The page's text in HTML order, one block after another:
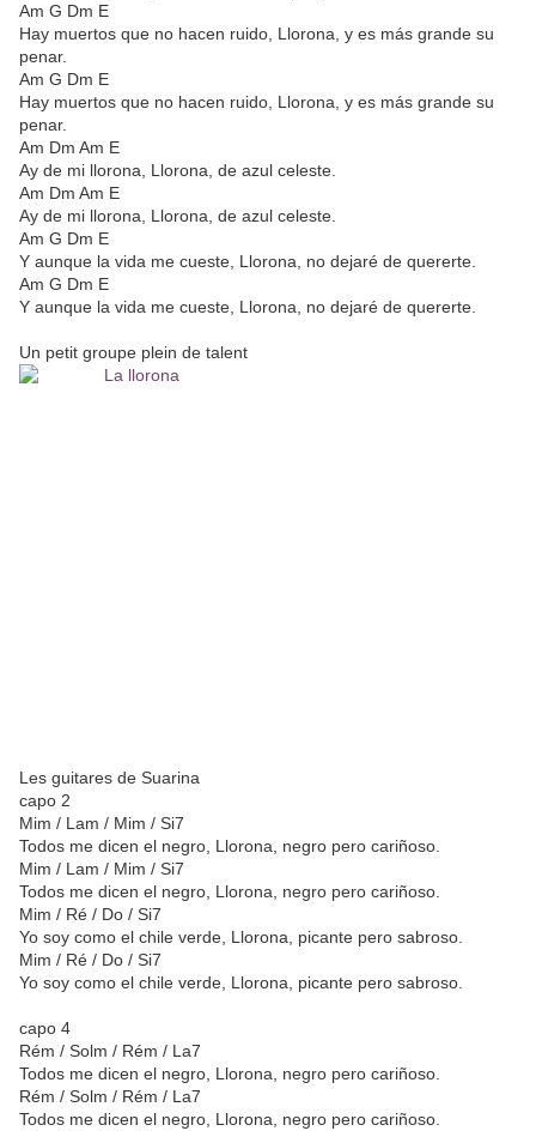
Am G Dm E
Hay muertos que no hacen ruido, Llorona, y es más grande su
penar.
Am G Dm E
Hay muertos que no hacen ruido, Llorona, y es más grande su
penar.
Am Dm Am E
Ay de mi llorona, Llorona, de azul celeste.
Am Dm Am E
Ay de mi llorona, Llorona, de azul celeste.
Am G Dm E
Y aunque la vida me cueste, Llorona, no dejaré de quererte.
Am G Dm E
Y aunque la vida me cueste, Llorona, no dejaré de quererte.
Un petit groupe plein de talent
Les guitares de Suarina
capo 2
Mim / Lam / Mim / Si7
Todos me dicen el negro, Llorona, negro pero cariñoso.
Mim / Lam / Mim / Si7
Todos me dicen el negro, Llorona, negro pero cariñoso.
Mim / Ré / Do / Si7
Yo soy como el chile verde, Llorona, picante pero sabroso.
Mim / Ré / Do / Si7
Yo soy como el chile verde, Llorona, picante pero sabroso.
capo 4
Rém / Solm / Rém / La7
Todos me dicen el negro, Llorona, negro pero cariñoso.
Rém / Solm / Rém / La7
Todos me dicen el negro, Llorona, negro pero cariñoso.